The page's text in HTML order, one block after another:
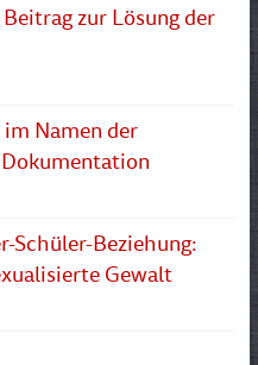
zur Lösung der
Namen der
Schüler-Beziehung:
Gewalt